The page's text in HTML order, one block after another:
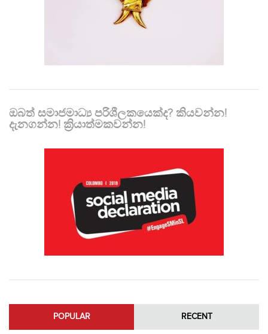
ඔබත් සමාජමාධ්‍ය පරිශීලකයෙක්ද? කියවන්න!
දැනගන්න! ක්‍රියාත්මකවන්න!
POPULAR RECENT